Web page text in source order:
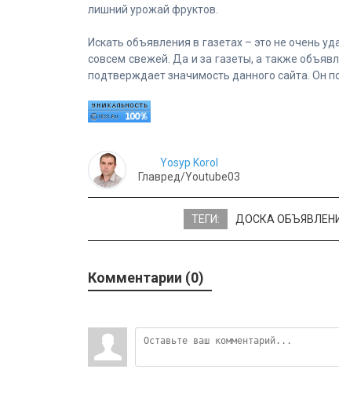
лишний урожай фруктов.
Искать объявления в газетах – это не очень
совсем свежей. Да и за газеты, а также
подтверждает значимость данного сайта. Он
Yosyp Korol
Главред/Youtube03
ТЕГИ: ДОСКА
Комментарии (0)